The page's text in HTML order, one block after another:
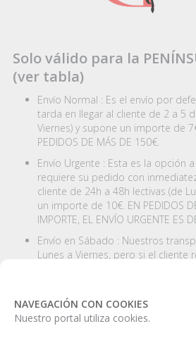
Solo válido para la
(ver tabla)
Envío Normal : Es el envío por
tarda en llegar al cliente de 2 a 5
Viernes) y supone un importe de
PEDIDOS DE MÁS DE 150€.
Envío Urgente : Esta es la opción
requiere su pedido con
cliente de 24h a 48h lectivas (de
un importe de 10€. EN PEDIDOS
IMPORTE, EL ENVÍO URGENTE ES
Envío en Sábado : Nuestros
Lunes a Viernes, pero si el cliente
entregue su pedido en Sábado
requiera (dando un periodo
laborables antes del sábado
importe de 14€.
NAVEGACIÓN CON COOKIES
Nuestro portal utiliza cookies.